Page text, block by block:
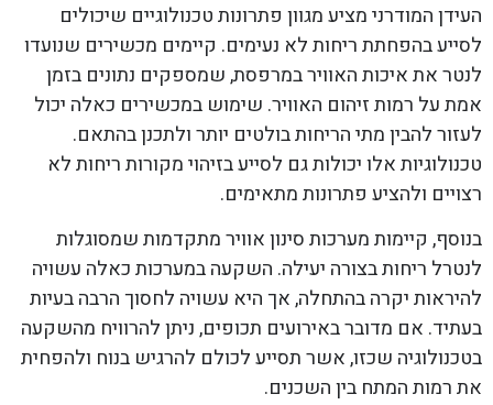
העידן המודרני מציע מגוון פתרונות טכנולוגיים שיכולים
לסייע בהפחתת ריחות לא נעימים. קיימים מכשירים שנועדו
לנטר את איכות האוויר במרפסת, שמספקים נתונים בזמן
אמת על רמות זיהום האוויר. שימוש במכשירים כאלה יכול
לעזור להבין מתי הריחות בולטים יותר ולתכנן בהתאם.
טכנולוגיות אלו יכולות גם לסייע בזיהוי מקורות ריחות לא
רצויים ולהציע פתרונות מתאימים.
בנוסף, קיימות מערכות סינון אוויר מתקדמות שמסוגלות
לנטרל ריחות בצורה יעילה. השקעה במערכות כאלה עשויה
להיראות יקרה בהתחלה, אך היא עשויה לחסוך הרבה בעיות
בעתיד. אם מדובר באירועים תכופים, ניתן להרוויח מהשקעה
בטכנולוגיה שכזו, אשר תסייע לכולם להרגיש בנוח ולהפחית
את רמות המתח בין השכנים.